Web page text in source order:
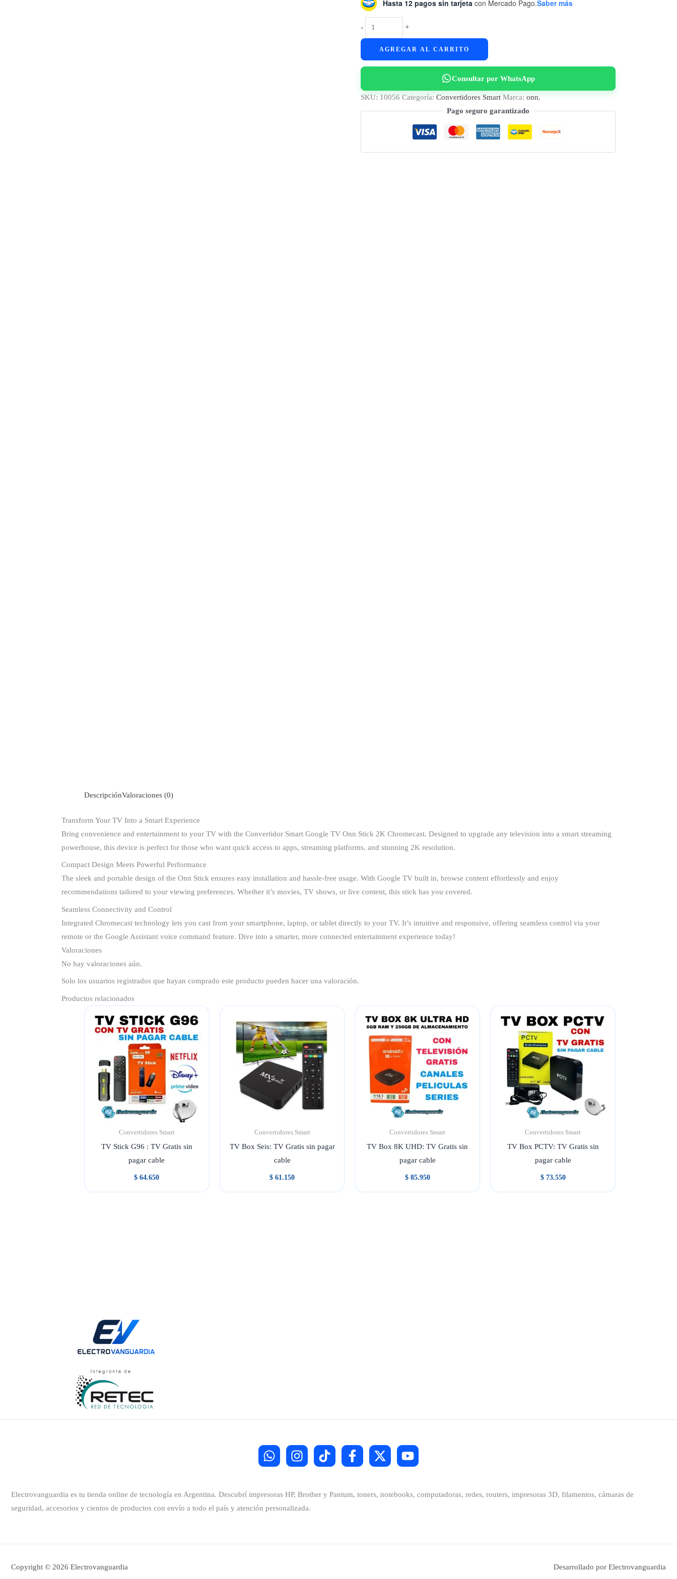
Hasta 12 pagos sin tarjeta con Mercado Pago.Saber más
-
Convertidor
Smart
Google
Stick
+
AGREGAR AL CARRITO
Consultar por WhatsApp
SKU: 10056 Categoría: Convertidores Smart Marca: onn.
Pago seguro garantizado
DescripciónValoraciones (0)
Transform Your TV Into a Smart Experience
Bring convenience and entertainment to your TV with the Convertidor Smart Google TV Onn Stick 2K Chromecast. Designed to upgrade any television into a smart streaming
powerhouse, this device is perfect for those who want quick access to apps, streaming platforms, and stunning 2K resolution.
Compact Design Meets Powerful Performance
The sleek and portable design of the Onn Stick ensures easy installation and hassle-free usage. With Google TV built in, browse content effortlessly and enjoy
recommendations tailored to your viewing preferences. Whether it’s movies, TV shows, or live content, this stick has you covered.
Seamless Connectivity and Control
Integrated Chromecast technology lets you cast from your smartphone, laptop, or tablet directly to your TV. It’s intuitive and responsive, offering seamless control via your
remote or the Google Assistant voice command feature. Dive into a smarter, more connected entertainment experience today!
Valoraciones
No hay valoraciones aún.
Solo los usuarios registrados que hayan comprado este producto pueden hacer una valoración.
Productos relacionados
Convertidores Smart
TV Stick G96 : TV Gratis sin
pagar cable
$ 64.650
Convertidores Smart
TV Box Seis: TV Gratis sin pagar
cable
$ 61.150
Convertidores Smart
TV Box 8K UHD: TV Gratis sin
pagar cable
$85.950
Convertidores Smart
TV Box PCTV: TV Gratis sin
pagar cable
$73.550
Electrovanguardia es tu tienda online de tecnología en Argentina. Descubrí impresoras HP, Brother y Pantum, toners, notebooks, computadoras, redes, routers, impresoras 3D, filamentos, cámaras de
seguridad, accesorios y cientos de productos con envío a todo el país y atención personalizada.
Copyright © 2026 Electrovanguardia Desarrollado por Electrovanguardia